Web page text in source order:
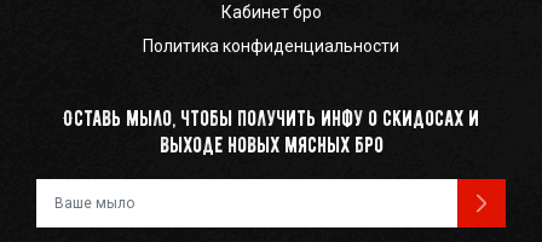
Кабинет бро
Политика конфиденциальности
Оставь мыло, чтобы получить инфу о скидосах и
выходе новых мясных бро